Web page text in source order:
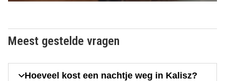
Meest gestelde vragen
Hoeveel kost een nachtje weg in Kalisz?